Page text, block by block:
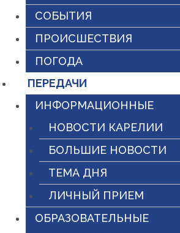
СОБЫТИЯ
ПРОИСШЕСТВИЯ
ПОГОДА
ПЕРЕДАЧИ
ИНФОРМАЦИОННЫЕ
НОВОСТИ КАРЕЛИИ
БОЛЬШИЕ НОВОСТИ
ТЕМА ДНЯ
ЛИЧНЫЙ ПРИЕМ
ОБРАЗОВАТЕЛЬНЫЕ